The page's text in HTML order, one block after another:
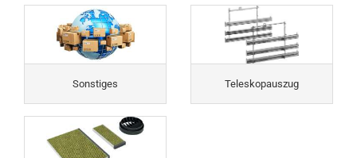
Sonstiges Teleskopauszug